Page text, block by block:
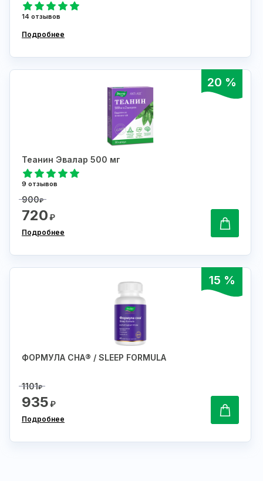
14 отзывов
Подробнее
20 %
Теанин Эвалар 500 мг
9 отзывов
900₽
720₽
Подробнее
15 %
ФОРМУЛА СНА® / SLEEP FORMULA
1101₽
935₽
Подробнее